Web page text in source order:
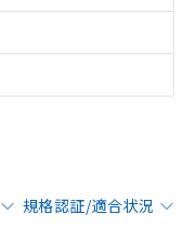
規格認証/適合状況